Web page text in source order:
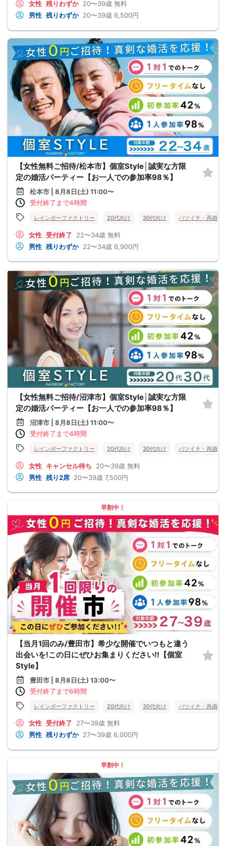
女性 残りわずか 20〜39歳 無料
男性 残りわずか 20〜39歳 6,500円
【女性無料ご招待/松本市】個室Style│誠実な方限
定の婚活パーティー【お一人での参加率98％】
松本市 | 8月8日(土) 11:00〜
受付終了まで4時間
レインボーファクトリー 20代向け 30代向け バツイチ・再婚
女性 受付終了 22〜34歳 無料
男性 残りわずか 22〜34歳 6,900円
【女性無料ご招待/沼津市】個室Style│誠実な方限
定の婚活パーティー【お一人での参加率98％】
沼津市 | 8月8日(土) 11:00〜
受付終了まで4時間
レインボーファクトリー 20代向け 30代向け バツイチ・再婚
女性 キャンセル待ち 20〜39歳 無料
男性 残り2席 20〜39歳 7,500円
早割中！
【当月1回のみ/豊田市】希少な開催でいつもと違う
出会いを!この日にぜひお集まりください!!【個室
Style】
豊田市 | 8月8日(土) 13:00〜
受付終了まで6時間
レインボーファクトリー 20代向け 30代向け バツイチ・再婚
女性 受付終了 27〜39歳 無料
男性 残りわずか 27〜39歳 6,000円
早割中！